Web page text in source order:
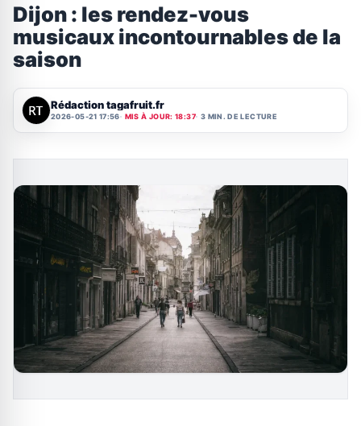
Dijon : les rendez-vous
musicaux incontournables de la
saison
Rédaction tagafruit.fr
2026-05-21 17:56 MIS À JOUR: 18:37 3 MIN. DE LECTURE